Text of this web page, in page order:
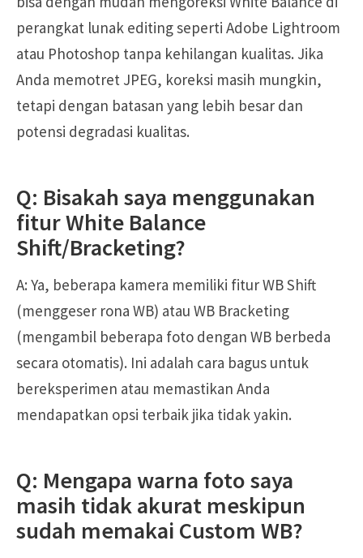
perangkat lunak editing seperti Adobe Lightroom
atau Photoshop tanpa kehilangan kualitas. Jika
Anda memotret JPEG, koreksi masih mungkin,
tetapi dengan batasan yang lebih besar dan
potensi degradasi kualitas.
Q: Bisakah saya menggunakan
fitur White Balance
Shift/Bracketing?
A: Ya, beberapa kamera memiliki fitur WB Shift
(menggeser rona WB) atau WB Bracketing
(mengambil beberapa foto dengan WB berbeda
secara otomatis). Ini adalah cara bagus untuk
bereksperimen atau memastikan Anda
mendapatkan opsi terbaik jika tidak yakin.
Q: Mengapa warna foto saya
masih tidak akurat meskipun
sudah memakai Custom WB?